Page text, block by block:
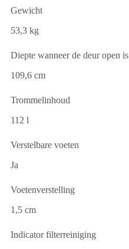
Gewicht
53,3 kg
Diepte wanneer de deur open is
109,6 cm
Trommelinhoud
112 l
Verstelbare voeten
Ja
Voetenverstelling
1,5 cm
Indicator filterreiniging